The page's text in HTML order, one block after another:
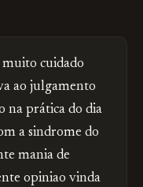
muito cuidado
ao julgamento
na prática do dia
a sindrome do
mania de
opiniao vinda